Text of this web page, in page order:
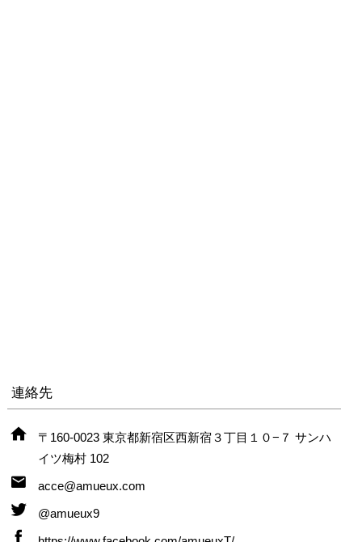
連絡先
〒160-0023 東京都新宿区西新宿３丁目１０−７ サンハ
イツ梅村 102
acce@amueux.com
@amueux9